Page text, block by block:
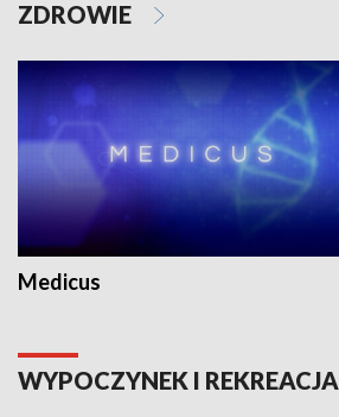
ZDROWIE
Medicus
WYPOCZYNEK I REKREACJA